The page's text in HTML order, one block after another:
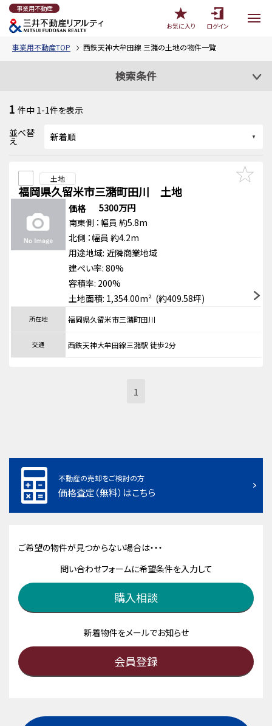
事業用不動産
お気に入り
ログイン
事業用不動産TOP 西鉄天神大牟田線 三潴の土地の物件一覧
検索条件
1 件中 1-1件を表示
並べ替
え
土地
福岡県久留米市三潴町田川 土地
価格
5300万円
南東側 ：幅員 約5.8m
北側 ：幅員 約4.2m
用途地域: 近隣商業地域
建ぺい率: 80%
容積率: 200%
土地面積: 1,354.00m² (約409.58坪)
所在地 福岡県久留米市三潴町田川
交通 西鉄天神大牟田線三潴駅 徒歩2分
1
不動産の売却をご検討の方
価格査定（無料）はこちら
ご希望の物件が見つからない場合は・・・
問い合わせフォームに希望条件を入力して
購入相談
新着物件をメールでお知らせ
会員登録